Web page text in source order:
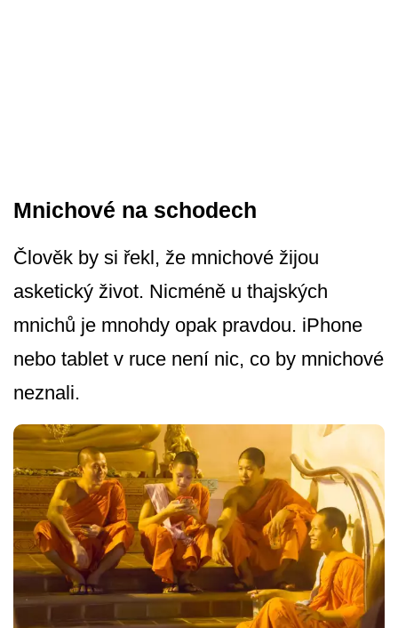
Mnichové na schodech
Člověk by si řekl, že mnichové žijou
asketický život. Nicméně u thajských
mnichů je mnohdy opak pravdou. iPhone
nebo tablet v ruce není nic, co by mnichové
neznali.